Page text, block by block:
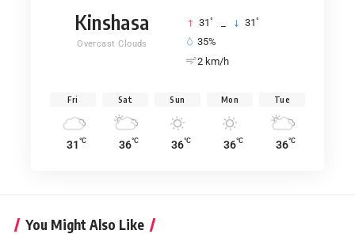
Kinshasa
Overcast Clouds
31° 31°
35%
2 km/h
Fri
31 °C
Sat
36°C
Sun
36°C
Mon
36°C
Tue
36°C
You Might Also Like